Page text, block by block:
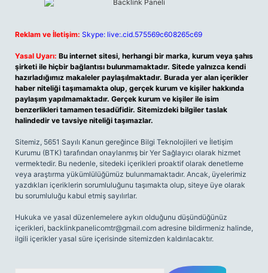
Reklam ve İletişim: Skype: live:.cid.575569c608265c69
Yasal Uyarı: Bu internet sitesi, herhangi bir marka, kurum veya şahıs
şirketi ile hiçbir bağlantısı bulunmamaktadır. Sitede yalnızca kendi
hazırladığımız makaleler paylaşılmaktadır. Burada yer alan içerikler
haber niteliği taşımamakta olup, gerçek kurum ve kişiler hakkında
paylaşım yapılmamaktadır. Gerçek kurum ve kişiler ile isim
benzerlikleri tamamen tesadüfidir. Sitemizdeki bilgiler taslak
halindedir ve tavsiye niteliği taşımazlar.
Sitemiz, 5651 Sayılı Kanun gereğince Bilgi Teknolojileri ve İletişim
Kurumu (BTK) tarafından onaylanmış bir Yer Sağlayıcı olarak hizmet
vermektedir. Bu nedenle, sitedeki içerikleri proaktif olarak denetleme
veya araştırma yükümlülüğümüz bulunmamaktadır. Ancak, üyelerimiz
yazdıkları içeriklerin sorumluluğunu taşımakta olup, siteye üye olarak
bu sorumluluğu kabul etmiş sayılırlar.
Hukuka ve yasal düzenlemelere aykırı olduğunu düşündüğünüz
içerikleri, backlinkpanelicomtr@gmail.com adresine bildirmeniz halinde,
ilgili içerikler yasal süre içerisinde sitemizden kaldırılacaktır.